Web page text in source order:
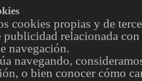
cookies propias y de
publicidad relacionada
navegación.
navegando,
o bien conocer cómo